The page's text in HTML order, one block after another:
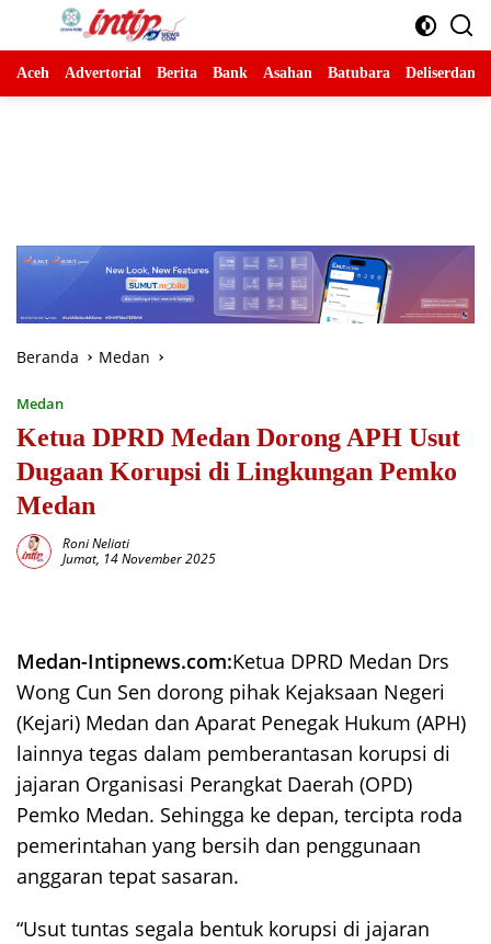
Langsung
Aceh Advertorial Berita Bank Asahan Batubara Deliserdang
Beranda Medan
Medan
Ketua DPRD Medan Dorong APH Usut
Dugaan Korupsi di Lingkungan Pemko
Medan
Roni Neliati
Jumat, 14 November 2025
Medan-Intipnews.com:Ketua DPRD Medan Drs
Wong Cun Sen dorong pihak Kejaksaan Negeri
(Kejari) Medan dan Aparat Penegak Hukum (APH)
lainnya tegas dalam pemberantasan korupsi di
jajaran Organisasi Perangkat Daerah (OPD)
Pemko Medan. Sehingga ke depan, tercipta roda
pemerintahan yang bersih dan penggunaan
anggaran tepat sasaran.
“Usut tuntas segala bentuk korupsi di jajaran